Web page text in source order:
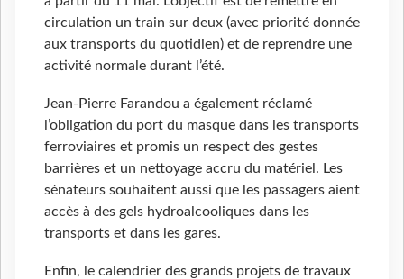
circulation un train sur deux (avec priorité donnée
aux transports du quotidien) et de reprendre une
activité normale durant l’été.
Jean-Pierre Farandou a également réclamé
l’obligation du port du masque dans les transports
ferroviaires et promis un respect des gestes
barrières et un nettoyage accru du matériel. Les
sénateurs souhaitent aussi que les passagers aient
accès à des gels hydroalcooliques dans les
transports et dans les gares.
Enfin, le calendrier des grands projets de travaux